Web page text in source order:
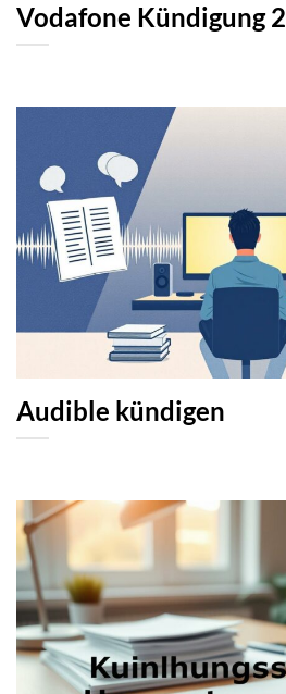
Vodafone Kündigung 2
Audible kündigen